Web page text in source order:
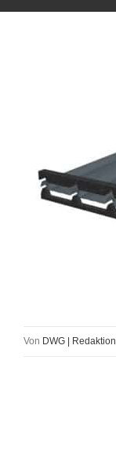
Von DWG | Redaktion